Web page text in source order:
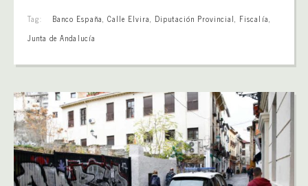
Tag: Banco España, Calle Elvira, Diputación Provincial, Fiscalía,
Junta de Andalucía